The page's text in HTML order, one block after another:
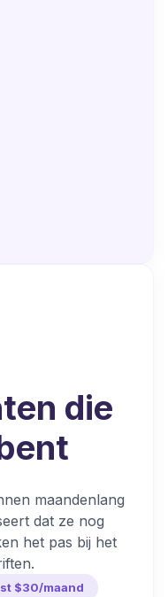
die
maandenlang
dat ze nog
het pas bij het
$30/maand